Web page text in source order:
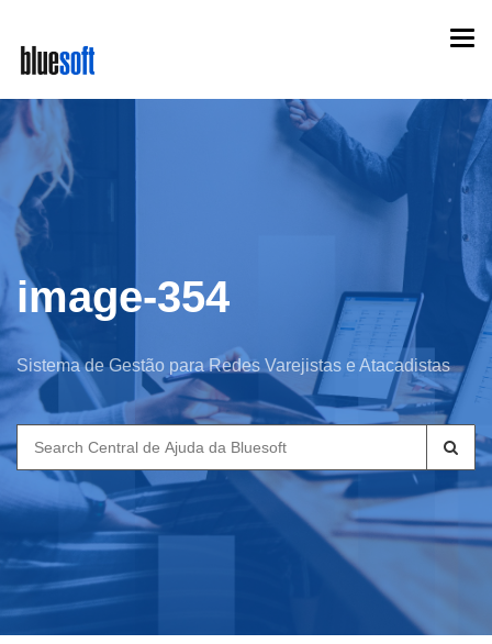
main
content
image-354
Sistema de Gestão para Redes Varejistas e Atacadistas
Search
for: